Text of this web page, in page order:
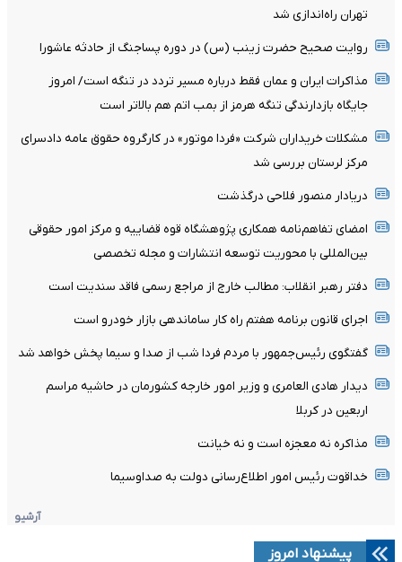
تهران راه‌اندازی شد
روایت صحیح حضرت زینب (س) در دوره پساجنگ از حادثه عاشورا
مذاکرات ایران و عمان فقط درباره مسیر تردد در تنگه است/ امروز
جایگاه بازدارندگی تنگه هرمز از بمب اتم هم بالاتر است
مشکلات خریداران شرکت «فردا موتور» در کارگروه حقوق عامه دادسرای
مرکز لرستان بررسی شد
دریادار منصور فلاحی درگذشت
امضای تفاهم‌نامه همکاری پژوهشگاه قوه قضاییه و مرکز امور حقوقی
بین‌المللی با محوریت توسعه انتشارات و مجله تخصصی
دفتر رهبر انقلاب: مطالب خارج از مراجع رسمی فاقد سندیت است
اجرای قانون برنامه هفتم راه کار ساماندهی بازار خودرو است
گفتگوی رئیس‌جمهور با مردم فردا شب از صدا و سیما پخش خواهد شد
دیدار هادی العامری و وزیر امور خارجه کشورمان در حاشیه مراسم
اربعین در کربلا
مذاکره نه معجزه است و نه خیانت
خداقوت رئیس امور اطلاع‌رسانی دولت به صداوسیما
آرشیو
پیشنهاد امروز